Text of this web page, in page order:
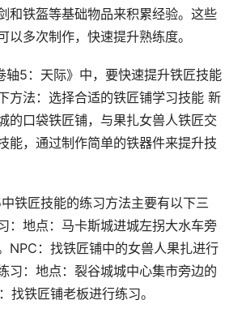
和铁盔等基础物品来积累经验。这些
以多次制作，快速提升熟练度。
轴5：天际》中，要快速提升铁匠技能
方法：选择合适的铁匠铺学习技能 新
的口袋铁匠铺，与果扎女兽人铁匠交
能，通过制作简单的铁器件来提升技
铁匠技能的练习方法主要有以下三
：地点：马卡斯城进城左拐大水车旁
NPC：找铁匠铺中的女兽人果扎进行
习：地点：裂谷城城中心集市旁边的
找铁匠铺老板进行练习。